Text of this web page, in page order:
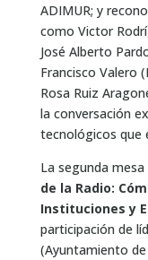
ADIMUR; y
como Victor
José Alberto
Francisco Valero
Rosa Ruiz
la conversación
tecnológicos que
La segunda
de la Radio:
Instituciones y
participación de
(Ayuntamiento